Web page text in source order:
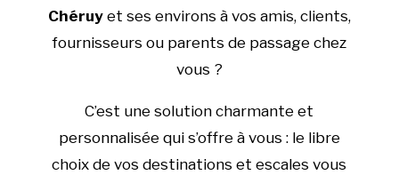
Chéruyet ses environs à vos amis, clients,
fournisseurs ou parents de passage chez
vous ?
C’est une solution charmante et
personnalisée qui s’offre à vous : le libre
choix de vos destinations et escales vous